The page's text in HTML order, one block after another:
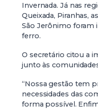
Invernada. Já nas
Queixada, Piranhas,
São Jerônimo foram
ferro.
O secretário citou a
junto às
“Nossa gestão tem
necessidades das
forma possível.